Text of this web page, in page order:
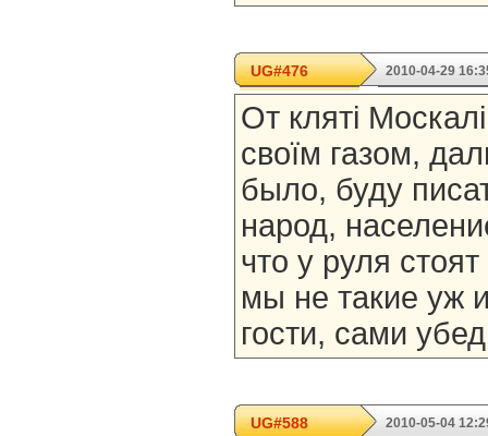
UG#476 2010-04-29
От кляті
своїм газом,
было, буду
народ,
что у руля
мы не такие уж
гости, сами
UG#588 2010-05-04